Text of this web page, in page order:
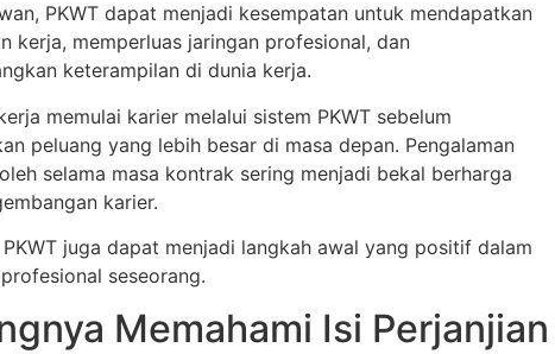
PKWT dapat menjadi kesempatan untuk mendapatkan
kerja, memperluas jaringan profesional, dan
keterampilan di dunia kerja.
memulai karier melalui sistem PKWT sebelum
peluang yang lebih besar di masa depan. Pengalaman
selama masa kontrak sering menjadi bekal berharga
karier.
PKWT juga dapat menjadi langkah awal yang positif dalam
seseorang.
Memahami Isi Perjanjian